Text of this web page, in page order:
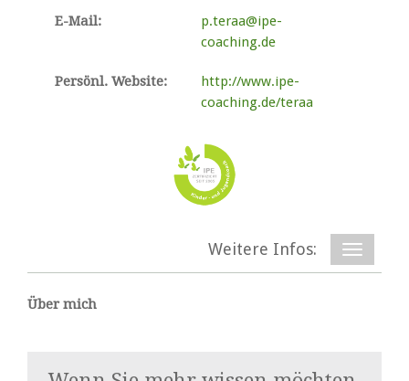
E-Mail:
p.teraa@ipe-
coaching.de
Persönl. Website:
http://www.ipe-
coaching.de/teraa
Weitere Infos:
Über mich